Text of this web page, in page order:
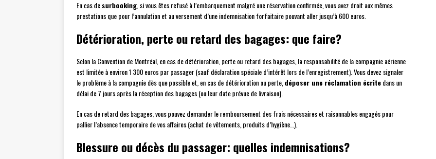
En cas desurbooking , si vous êtes refusé à l’embarquement malgré une réservation confirmée, vous avez droit aux mêmes
prestations que pour l’annulation et au versement d’une indemnisation forfaitaire pouvant aller jusqu’à 600 euros.
Détérioration, perte ou retard des bagages: que faire?
Selon la Convention de Montréal, en cas de détérioration, perte ou retard des bagages, la responsabilité de la compagnie aérienne
est limitée à environ 1 300 euros par passager (sauf déclaration spéciale d’intérêt lors de l’enregistrement). Vous devez signaler
le problème à la compagnie dès que possible et, en cas de détérioration ou perte, déposer une réclamation écritedans un
délai de 7 jours après la réception des bagages (ou leur date prévue de livraison).
En cas de retard des bagages, vous pouvez demander le remboursement des frais nécessaires et raisonnables engagés pour
pallier l’absence temporaire de vos affaires (achat de vêtements, produits d’hygiène…).
Blessure ou décès du passager: quelles indemnisations?